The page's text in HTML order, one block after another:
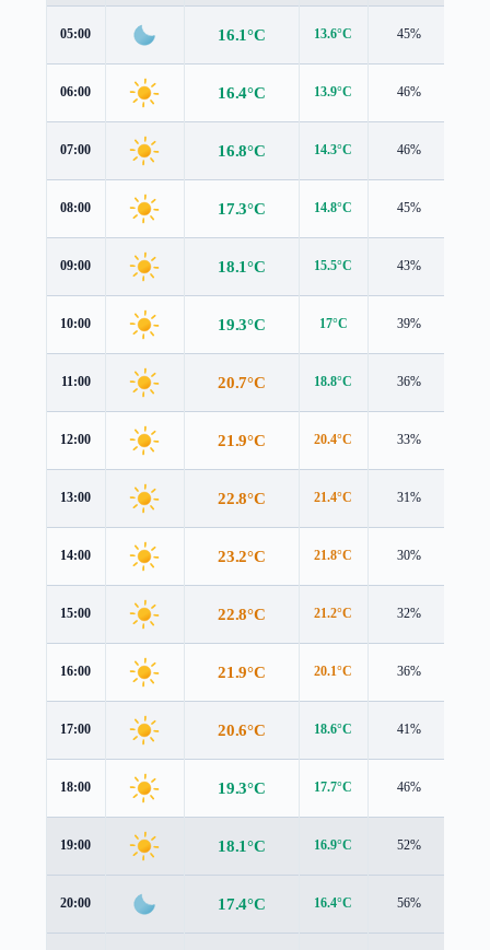
05:00 16.1°C 13.6°C 45%
06:00 16.4°C 13.9°C 46%
07:00 16.8°C 14.3°C 46%
08:00 17.3°C 14.8°C 45%
09:00 18.1°C 15.5°C 43%
10:00 19.3°C 17°C 39%
11:00 20.7°C 18.8°C 36%
12:00 21.9°C 20.4°C 33%
13:00 22.8°C 21.4°C 31%
14:00 23.2°C 21.8°C 30%
15:00 22.8°C 21.2°C 32%
16:00 21.9°C 20.1°C 36%
17:00 20.6°C 18.6°C 41%
18:00 19.3°C 17.7°C 46%
19:00 18.1°C 16.9°C 52%
20:00 17.4°C 16.4°C 56%